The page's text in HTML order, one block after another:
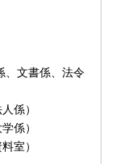
、文書係、法令
係）
係）
室）